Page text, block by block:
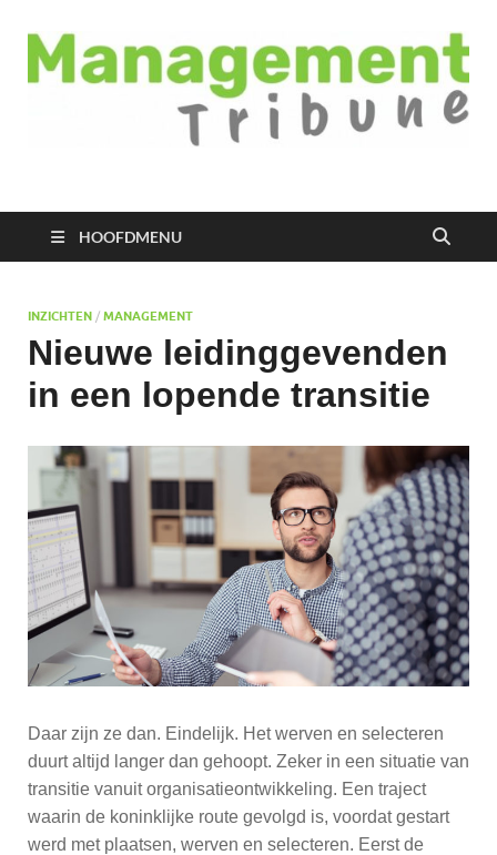
Managementtribune
HOOFDMENU
INZICHTEN / MANAGEMENT
Nieuwe leidinggevenden
in een lopende transitie
Daar zijn ze dan. Eindelijk. Het werven en selecteren
duurt altijd langer dan gehoopt. Zeker in een situatie van
transitie vanuit organisatieontwikkeling. Een traject
waarin de koninklijke route gevolgd is, voordat gestart
werd met plaatsen, werven en selecteren. Eerst de